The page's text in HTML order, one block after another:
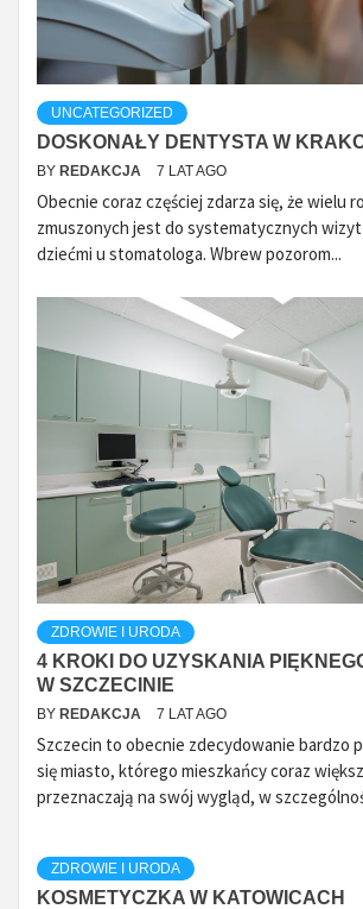
UNCATEGORIZED
DOSKONAŁY DENTYSTA W
BY REDAKCJA 7 LAT AGO
Obecnie coraz częściej zdarza się, że wielu
zmuszonych jest do systematycznych
dziećmi u stomatologa. Wbrew pozorom...
ZDROWIE I URODA
4 KROKI DO UZYSKANIA
W SZCZECINIE
BY REDAKCJA 7 LAT AGO
Szczecin to obecnie zdecydowanie bardzo
się miasto, którego mieszkańcy coraz
przeznaczają na swój wygląd, w
ZDROWIE I URODA
KOSMETYCZKA W KATOWICACH